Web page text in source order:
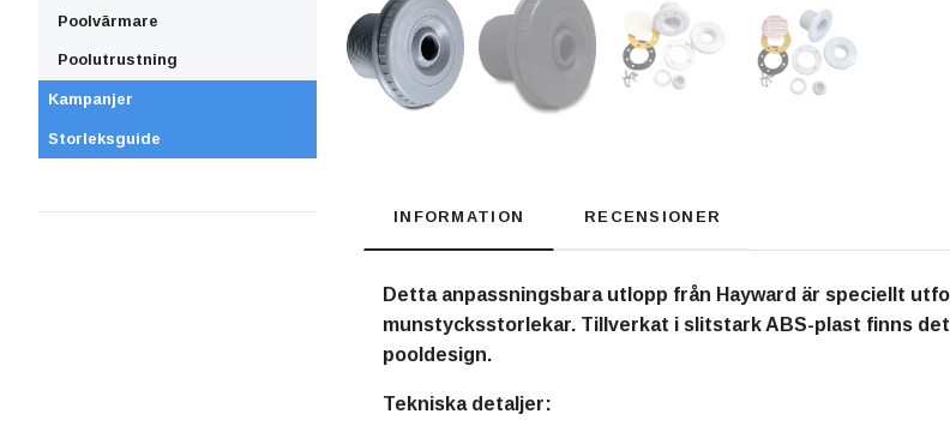
Poolvärmare
Poolutrustning
Kampanjer
Storleksguide
INFORMATION RECENSIONER
Detta anpassningsbara utlopp från Hayward är speciellt
munstycksstorlekar. Tillverkat i slitstark ABS-plast finns
pooldesign.
Tekniska detaljer: